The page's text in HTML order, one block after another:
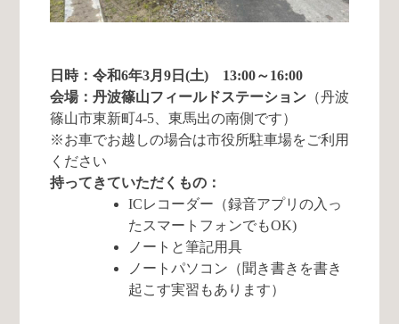
日時：令和6年3月9日(土) 13:00～16:00
会場：丹波篠山フィールドステーション（丹波
篠山市東新町4-5、東馬出の南側です）
※お車でお越しの場合は市役所駐車場をご利用
ください
持ってきていただくもの：
ICレコーダー（録音アプリの入っ
たスマートフォンでもOK)
ノートと筆記用具
ノートパソコン（聞き書きを書き
起こす実習もあります）